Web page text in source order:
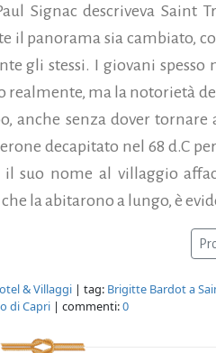
Signac descriveva Saint
il panorama sia cambiato,
gli stessi. I giovani spesso
ma la notorietà
anche senza dover tornare
decapitato nel 68 d.C
suo nome al villaggio
la abitarono a lungo, è
& Villaggi | tag: Brigitte Bardot a
di Capri | commenti:0